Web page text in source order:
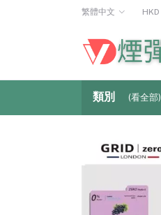
繁體中文 HKD
類別 (看全部)